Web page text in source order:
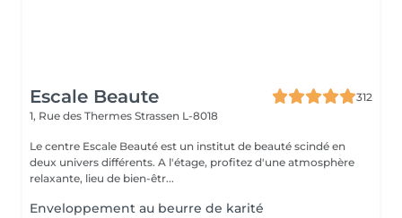
Escale Beaute
312
1, Rue des Thermes Strassen L-8018
Le centre Escale Beauté est un institut de beauté scindé en
deux univers différents. A l'étage, profitez d'une atmosphère
relaxante, lieu de bien-êtr...
Enveloppement au beurre de karité